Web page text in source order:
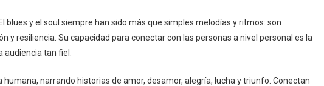
blues y el soul siempre han sido más que simples melodías y ritmos: son
y resiliencia. Su capacidad para conectar con las personas a nivel personal es la
tan fiel.
humana, narrando historias de amor, desamor, alegría, lucha y triunfo. Conectan